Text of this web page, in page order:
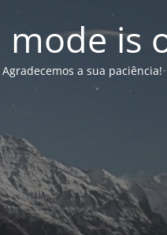
is
a sua paciência!